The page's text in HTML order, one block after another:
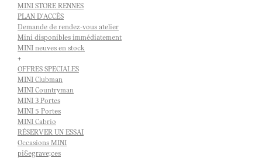
MINI STORE RENNES
PLAN D'ACCÈS
Demande de rendez-vous atelier
Mini disponibles immédiatement
MINI neuves en stock
+
OFFRES SPECIALES
MINI Clubman
MINI Countryman
MINI 3 Portes
MINI 5 Portes
MINI Cabrio
RÉSERVER UN ESSAI
Occasions MINI
pi&egrave;ces